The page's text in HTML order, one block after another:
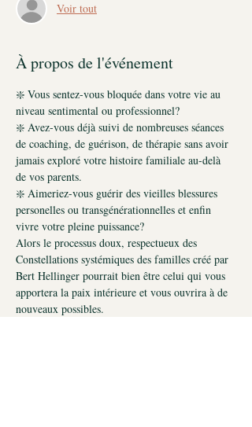
Voir tout
À propos de l'événement
❇️ Vous sentez-vous bloquée dans votre vie au
niveau sentimental ou professionnel?
❇️ Avez-vous déjà suivi de nombreuses séances
de coaching, de guérison, de thérapie sans avoir
jamais exploré votre histoire familiale au-delà
de vos parents.
❇️ Aimeriez-vous guérir des vieilles blessures
personelles ou transgénérationnelles et enfin
vivre votre pleine puissance?
Alors le processus doux, respectueux des
Constellations systémiques des familles créé par
Bert Hellinger pourrait bien être celui qui vous
apportera la paix intérieure et vous ouvrira à de
nouveaux possibles.